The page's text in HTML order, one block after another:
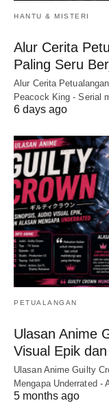
HANTU & MISTERI
Alur Cerita
Paling Seru
Alur Cerita
Peacock King - Serial
6 days ago
PETUALANGAN
Ulasan Anime
Visual Epik
Ulasan Anime Guilty
Mengapa Underrated
5 months ago